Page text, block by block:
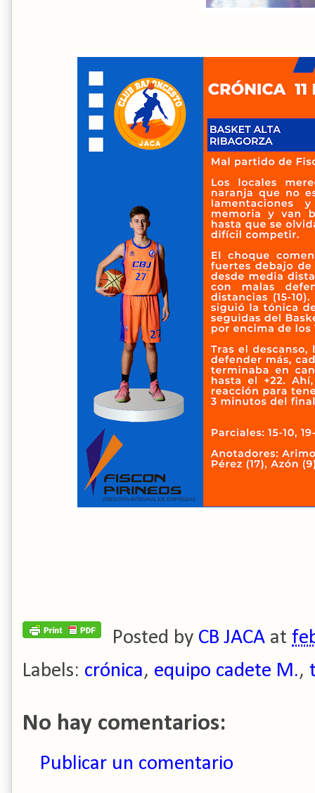
Posted by CB JACA at
Labels: crónica, equipo cadete M.,
No hay comentarios:
Publicar un comentario